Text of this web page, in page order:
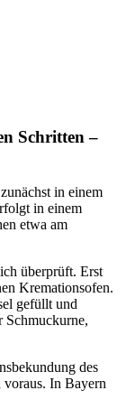
Schritten –
in einem
in einem
etwa am
überprüft. Erst
Kremationsofen.
gefüllt und
Schmuckurne,
des
voraus. In Bayern